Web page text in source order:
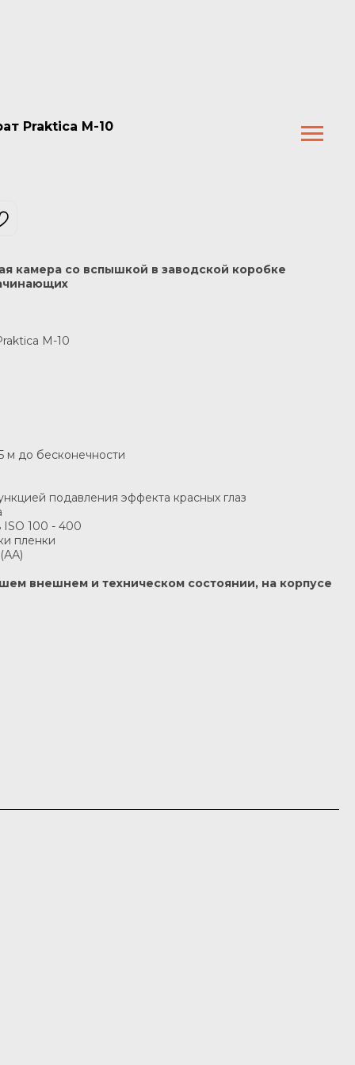
Praktica M-10
камера со вспышкой в заводской коробке
M-10
м до бесконечности
подавления эффекта красных глаз
ISO 100 - 400
пленки
внешнем и техническом состоянии, на корпусе